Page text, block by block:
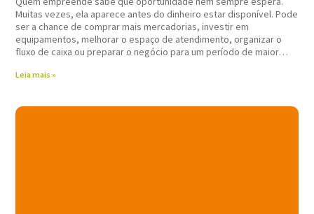
Muitas vezes, ela aparece antes do dinheiro estar disponível. Pode
ser a chance de comprar mais mercadorias, investir em
equipamentos, melhorar o espaço de atendimento, organizar o
fluxo de caixa ou preparar o negócio para um período de maior
Leia mais »